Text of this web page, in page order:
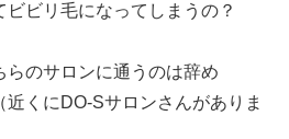
ビリ毛になってしまうの？
らのサロンに通うのは辞め
くにDO-Sサロンさんがありま